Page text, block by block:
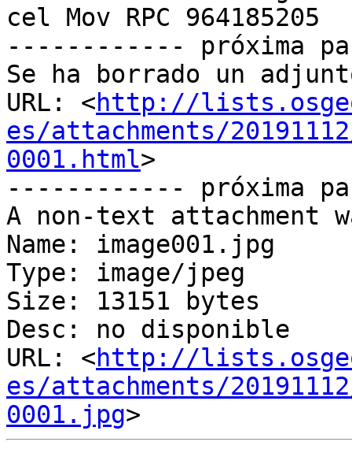
cel Mov RPC 964185205
------------ próxima
Se ha borrado un
URL: <http://
es/attachments/
0001.html>
------------ próxima
A non-text attachment
Name: image001.jpg
Type: image/jpeg
Size: 13151 bytes
Desc: no disponible
URL: <http://
es/attachments/
0001.jpg